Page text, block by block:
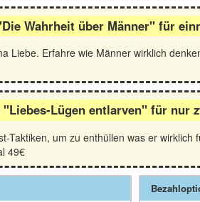
Wahrheit über Männer" für
Liebe. Erfahre wie Männer wirklich
Lügen entlarven" für nur
Taktiken, um zu enthüllen was er
49€